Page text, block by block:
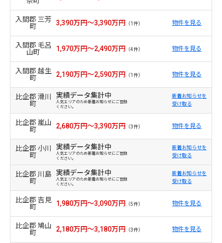
入間郡 三芳
町
3,390万円～3,390万円 （1件） 物件を見る
入間郡 毛呂
山町
1,970万円～2,490万円 （4件） 物件を見る
入間郡 越生
町
2,190万円～2,590万円 （1件） 物件を見る
比企郡 滑川
町
実績データ集計中
人気エリアのため新着お知らせにご登録
ください。
新着お知らせを
受け取る
比企郡 嵐山
町
2,680万円～3,390万円 （3件） 物件を見る
比企郡 小川
町
実績データ集計中
人気エリアのため新着お知らせにご登録
ください。
新着お知らせを
受け取る
比企郡 川島
町
実績データ集計中
人気エリアのため新着お知らせにご登録
ください。
新着お知らせを
受け取る
比企郡 吉見
町
1,980万円～3,090万円 （5件） 物件を見る
比企郡 鳩山
町
2,180万円～3,180万円 （3件） 物件を見る